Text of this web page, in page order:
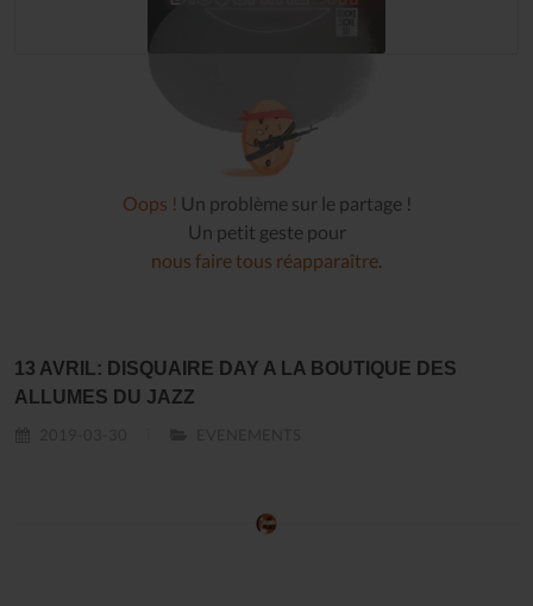
Oops ! Un problème sur le partage !
Un petit geste pour
nous faire tous réapparaître
13 AVRIL: DISQUAIRE DAY A LA BOUTIQUE DES
ALLUMES DU JAZZ